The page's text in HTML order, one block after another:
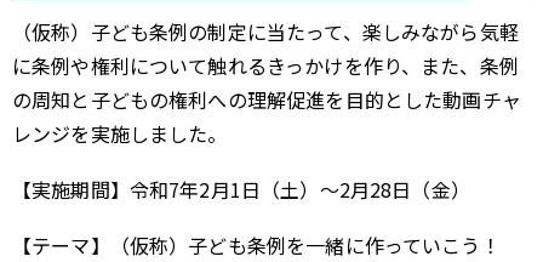
（仮称）子ども条例の制定に当たって、楽しみながら気軽
に条例や権利について触れるきっかけを作り、また、条例
の周知と子どもの権利への理解促進を目的とした動画チャ
レンジを実施しました。
【実施期間】令和7年2月1日（土）～2月28日（金）
【テーマ】（仮称）子ども条例を一緒に作っていこう！